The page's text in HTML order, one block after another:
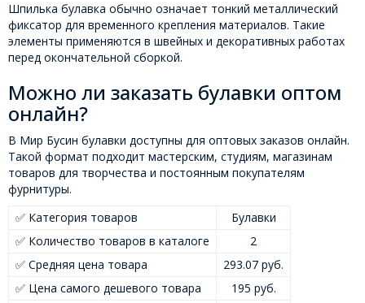
Шпилька булавка обычно означает тонкий металлический
фиксатор для временного крепления материалов. Такие
элементы применяются в швейных и декоративных работах
перед окончательной сборкой.
Можно ли заказать булавки оптом
онлайн?
В Мир Бусин булавки доступны для оптовых заказов онлайн.
Такой формат подходит мастерским, студиям, магазинам
товаров для творчества и постоянным покупателям
фурнитуры.
✅ Категория товаров
Булавки
✅ Количество товаров в каталоге
2
✅ Средняя цена товара
293.07 руб.
✅ Цена самого дешевого товара
195 руб.